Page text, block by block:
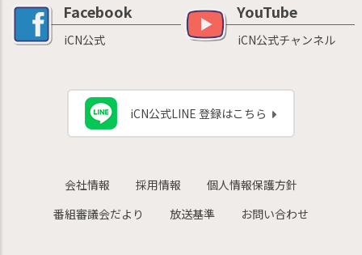
Facebook
iCN公式
YouTube
iCN公式チャンネル
iCN公式LINE 登録はこちら
会社情報 採用情報
個人情報保護方針
番組審議会だより
放送基準 お問い合わせ